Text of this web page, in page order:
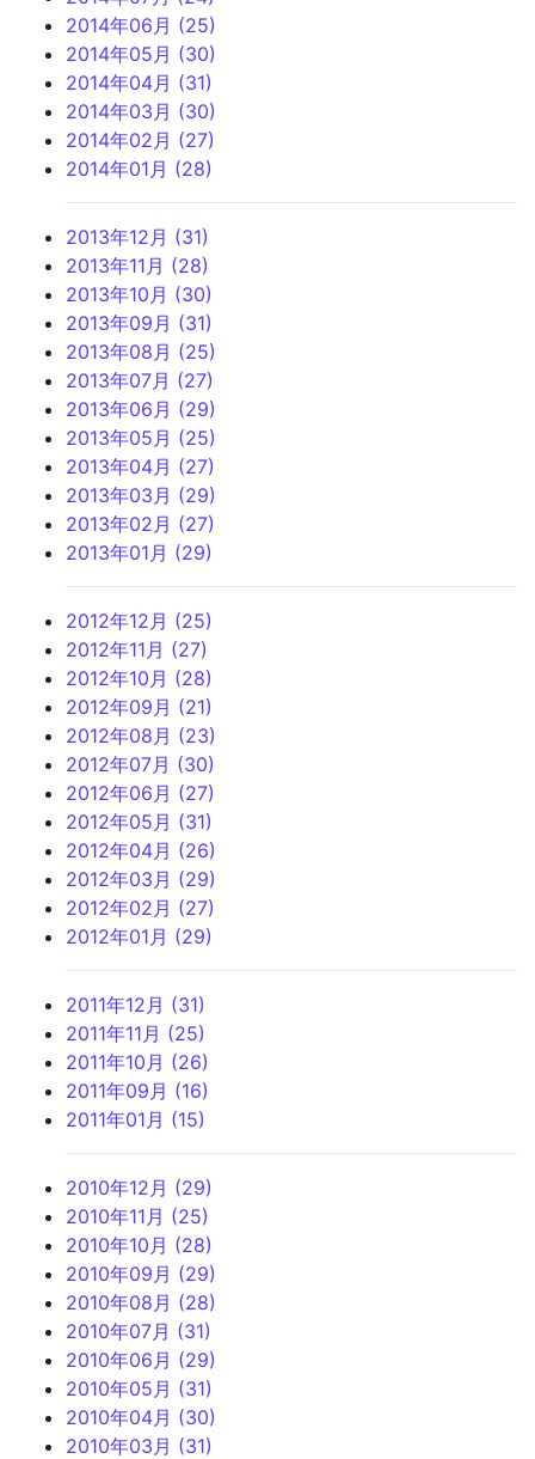
2014年06月 (25)
2014年05月 (30)
2014年04月 (31)
2014年03月 (30)
2014年02月 (27)
2014年01月 (28)
2013年12月 (31)
2013年11月 (28)
2013年10月 (30)
2013年09月 (31)
2013年08月 (25)
2013年07月 (27)
2013年06月 (29)
2013年05月 (25)
2013年04月 (27)
2013年03月 (29)
2013年02月 (27)
2013年01月 (29)
2012年12月 (25)
2012年11月 (27)
2012年10月 (28)
2012年09月 (21)
2012年08月 (23)
2012年07月 (30)
2012年06月 (27)
2012年05月 (31)
2012年04月 (26)
2012年03月 (29)
2012年02月 (27)
2012年01月 (29)
2011年12月 (31)
2011年11月 (25)
2011年10月 (26)
2011年09月 (16)
2011年01月 (15)
2010年12月 (29)
2010年11月 (25)
2010年10月 (28)
2010年09月 (29)
2010年08月 (28)
2010年07月 (31)
2010年06月 (29)
2010年05月 (31)
2010年04月 (30)
2010年03月 (31)